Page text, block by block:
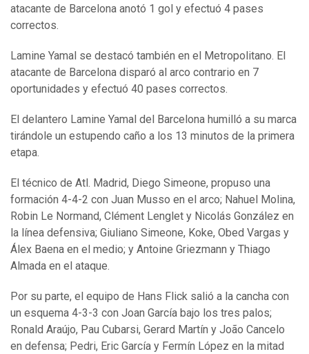
atacante de Barcelona anotó 1 gol y efectuó 4 pases
correctos.
Lamine Yamal se destacó también en el Metropolitano. El
atacante de Barcelona disparó al arco contrario en 7
oportunidades y efectuó 40 pases correctos.
El delantero Lamine Yamal del Barcelona humilló a su marca
tirándole un estupendo caño a los 13 minutos de la primera
etapa.
El técnico de Atl. Madrid, Diego Simeone, propuso una
formación 4-4-2 con Juan Musso en el arco; Nahuel Molina,
Robin Le Normand, Clément Lenglet y Nicolás González en
la línea defensiva; Giuliano Simeone, Koke, Obed Vargas y
Álex Baena en el medio; y Antoine Griezmann y Thiago
Almada en el ataque.
Por su parte, el equipo de Hans Flick salió a la cancha con
un esquema 4-3-3 con Joan García bajo los tres palos;
Ronald Araújo, Pau Cubarsi, Gerard Martín y João Cancelo
en defensa; Pedri, Eric García y Fermín López en la mitad